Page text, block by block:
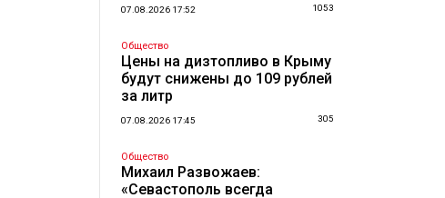
07.08.2026 17:52 1053
Общество
Цены на дизтопливо в Крыму
будут снижены до 109 рублей
за литр
07.08.2026 17:45 305
Общество
Михаил Развожаев:
«Севастополь всегда